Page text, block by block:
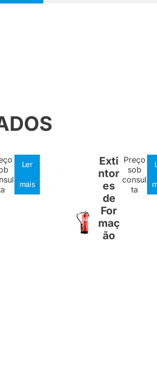
Ler
mais
Exti
ntor
es
de
For
maç
ão
Preço
sob
consul
ta